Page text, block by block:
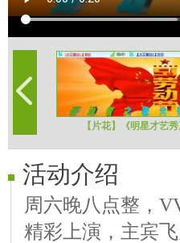
【片花】《明星才艺
活动介绍
周六晚八点整，
精彩上演，主宾